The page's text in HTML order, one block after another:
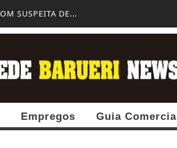
SUSPEITA DE...
Empregos Guia Comercial